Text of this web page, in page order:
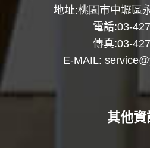
地址:桃園市中壢區
電話:03-
傳真:03-
E-MAIL:
其他資